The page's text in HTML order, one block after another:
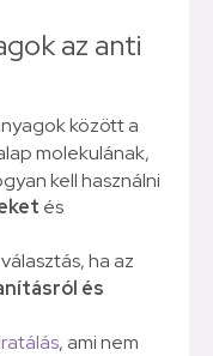
az anti
között a
molekulának,
kell használni
és
ha az
és
, ami nem